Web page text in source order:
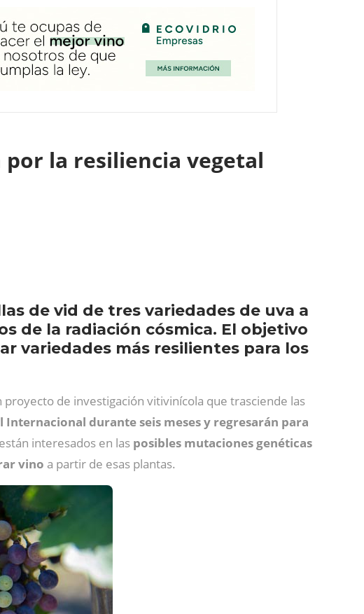
la resiliencia vegetal
de vid de tres variedades de uva a
de la radiación cósmica. El objetivo
variedades más resilientes para los
proyecto de investigación vitivinícola que trasciende las
Internacional durante seis meses y regresarán para
interesados en las posibles mutaciones genéticas
vino a partir de esas plantas.